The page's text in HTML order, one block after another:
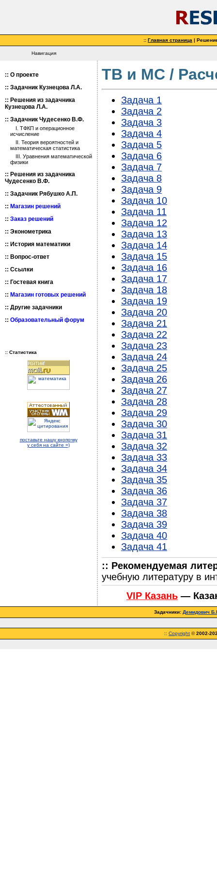
:: Главная страница |
Навигация
ТВ и МС /
Задача 1
Задача 2
Задача 3
Задача 4
Задача 5
Задача 6
Задача 7
Задача 8
Задача 9
Задача 10
Задача 11
Задача 12
Задача 13
Задача 14
Задача 15
Задача 16
Задача 17
Задача 18
Задача 19
Задача 20
Задача 21
Задача 22
Задача 23
Задача 24
Задача 25
Задача 26
Задача 27
Задача 28
Задача 29
Задача 30
Задача 31
Задача 32
Задача 33
Задача 34
Задача 35
Задача 36
Задача 37
Задача 38
Задача 39
Задача 40
Задача 41
:: Рекомендуемая
учебную литературу в
VIP Казань —
:: О проекте
:: Задачник Кузнецова Л.А.
:: Решения из задачника
Кузнецова Л.А.
:: Задачник Чудесенко В.Ф.
I. ТФКП и операционное
исчисление
II. Теория вероятностей и
математическая статистика
III. Уравнения математической
физики
:: Решения из задачника
Чудесенко В.Ф.
:: Задачник Рябушко А.П.
:: Магазин решений
:: Заказ решений
:: Эконометрика
:: История математики
:: Вопрос-ответ
:: Ссылки
:: Гостевая книга
:: Магазин готовых решений
:: Другие задачники
:: Образовательный форум
:: Статистика
поставьте нашу кнопочку
у себя на сайте =)
Задачники: Демидович
:: Copyright ©2002-